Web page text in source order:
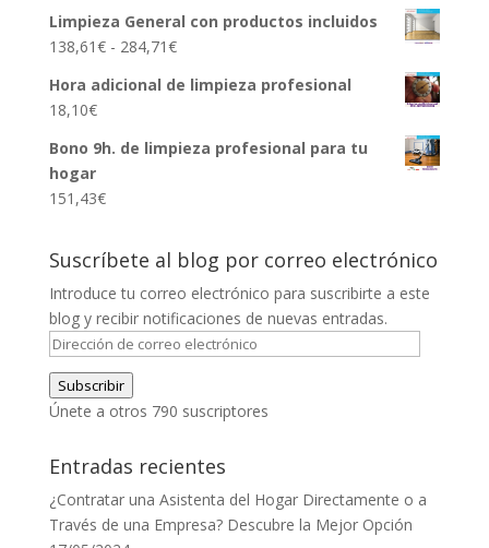
Limpieza General con productos incluidos
138,61€ - 284,71€Rango
precios:
138,61€
Hora adicional de limpieza profesional
18,10€
Bono 9h. de limpieza profesional para tu
hogar
151,43€
Suscríbete al blog por correo electrónico
Introduce tu correo electrónico para suscribirte a este
blog y recibir notificaciones de nuevas entradas.
Dirección
correo
electrónico
Subscribir
Únete a otros 790 suscriptores
Entradas recientes
¿Contratar una Asistenta del Hogar Directamente o a
Través de una Empresa? Descubre la Mejor Opción